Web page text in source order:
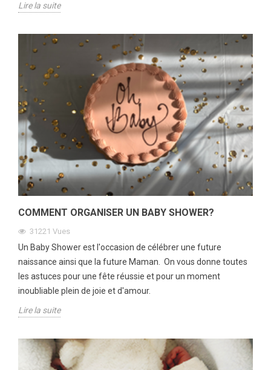
Lire la suite
COMMENT ORGANISER UN BABY SHOWER?
31221 Vues
Un Baby Shower est l'occasion de célébrer une future
naissance ainsi que la future Maman. On vous donne toutes
les astuces pour une fête réussie et pour un moment
inoubliable plein de joie et d'amour.
Lire la suite